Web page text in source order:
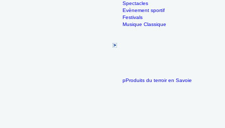
Spectacles
Evènement sportif
Festivals
Musique Classique
pProduits du terroir en Savoie